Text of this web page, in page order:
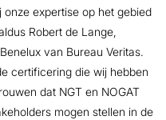
expertise op het gebied
Robert de Lange,
van Bureau Veritas.
certificering die wij hebben
dat NGT en NOGAT
mogen stellen in de